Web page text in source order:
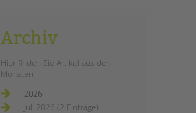
Archiv
Hier finden Sie Artikel aus den
Monaten
2026
Juli 2026 (2 Einträge)